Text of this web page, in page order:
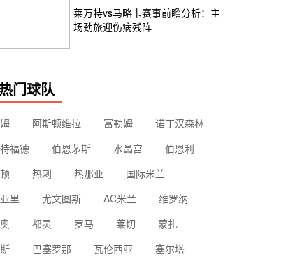
莱万特vs马略卡赛事前瞻分析：主
场劲旅迎伤病残阵
热门球队
阿斯顿维拉 富勒姆
诺丁汉森林
福德
伯恩茅斯 水晶宫
伯恩利
热刺 热那亚
国际米兰
里
尤文图斯 AC米兰
维罗纳
都灵 罗马 莱切
蒙扎
巴塞罗那 瓦伦西亚
塞尔塔